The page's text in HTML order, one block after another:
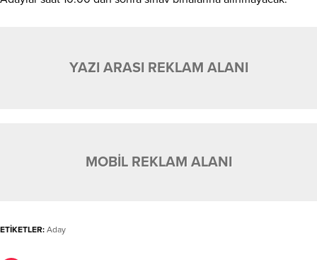
YAZI ARASI REKLAM ALANI
MOBİL REKLAM ALANI
ETİKETLER: Aday